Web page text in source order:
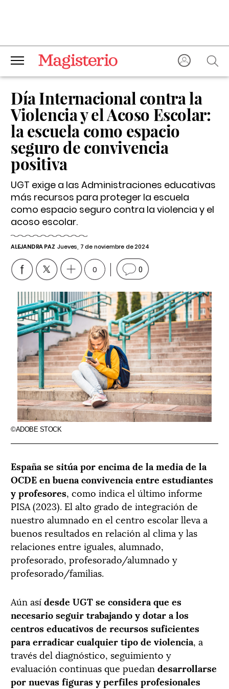
Día Internacional contra la
Violencia y el Acoso Escolar:
la escuela como espacio
seguro de convivencia
positiva
UGT exige a las Administraciones educativas
más recursos para proteger la escuela
como espacio seguro contra la violencia y el
acoso escolar.
ALEJANDRA PAZ Jueves, 7 de noviembre de 2024
0 0
©ADOBE STOCK
España se sitúa por encima de la media de la
OCDE en buena convivencia entre estudiantes
y profesores, como indica el último informe
PISA (2023). El alto grado de integración de
nuestro alumnado en el centro escolar lleva a
buenos resultados en relación al clima y las
relaciones entre iguales, alumnado,
profesorado, profesorado/alumnado y
profesorado/familias.
Aún asídesde UGT se considera que es
necesario seguir trabajando y dotar a los
centros educativos de recursos suficientes
para erradicar cualquier tipo de violencia, a
través del diagnóstico, seguimiento y
evaluación continuas que puedan desarrollarse
por nuevas figuras y perfiles profesionales